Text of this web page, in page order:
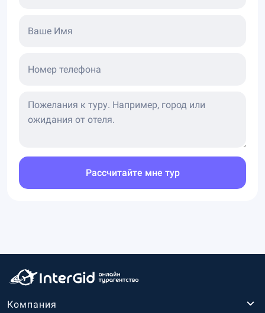
Ваше Имя
Номер телефона
Рассчитайте мне тур
Компания